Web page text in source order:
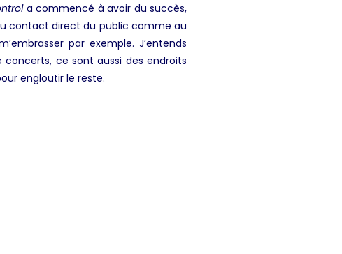
a commencé à avoir du succès,
contact direct du public comme au
par exemple. J’entends
ce sont aussi des endroits
engloutir le reste.